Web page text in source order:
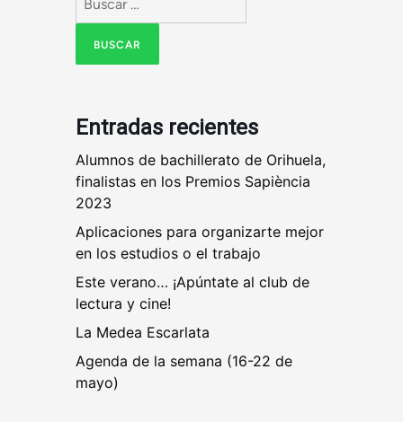
Entradas recientes
Alumnos de bachillerato de Orihuela,
finalistas en los Premios Sapiència
2023
Aplicaciones para organizarte mejor
en los estudios o el trabajo
Este verano… ¡Apúntate al club de
lectura y cine!
La Medea Escarlata
Agenda de la semana (16-22 de
mayo)